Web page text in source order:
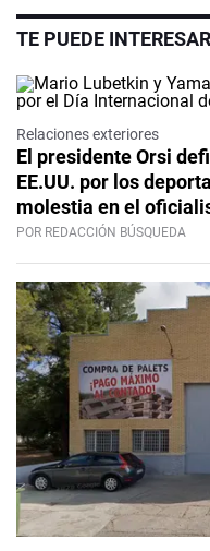
TE PUEDE INTERESAR
Relaciones exteriores
El presidente Orsi
EE.UU. por los
molestia en el
POR REDACCIÓN BÚSQUEDA